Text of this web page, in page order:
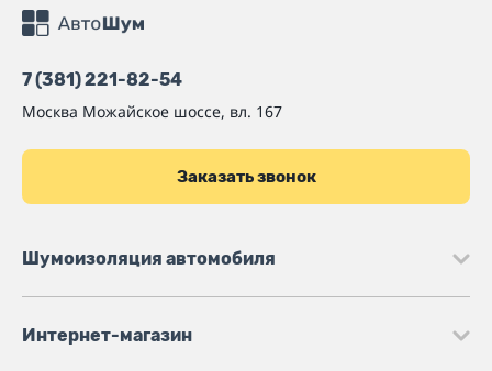
7 (381) 221-82-54
Москва Можайское шоссе, вл. 167
Заказать звонок
Шумоизоляция автомобиля
Интернет-магазин